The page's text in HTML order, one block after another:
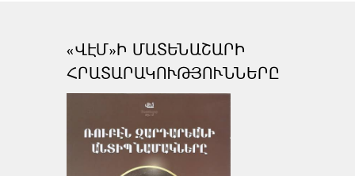
«ՎԷՄ»Ի ՄԱՏԵՆԱՇԱՐԻ
ՀՐԱՏԱՐԱԿՈՒԹՅՈՒՆՆԵՐԸ